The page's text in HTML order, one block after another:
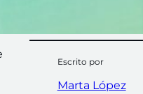
Escrito por
Marta López